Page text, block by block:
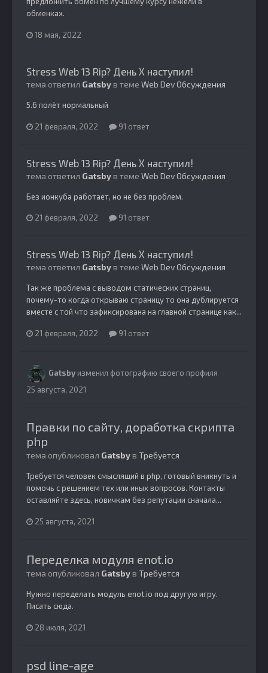
обменках.
18 мая, 2022
Stress Web 13 Rip? День Х наступил!
тема ответил Gatsbyв теме Web Dev Обсуждения
5.6 полёт нормальный
21 февраля, 2022 91 ответ
Stress Web 13 Rip? День Х наступил!
тема ответил Gatsbyв теме Web Dev Обсуждения
Без ионкуба работает, но не без проблем.
21 февраля, 2022 91 ответ
Stress Web 13 Rip? День Х наступил!
тема ответил Gatsbyв теме Web Dev Обсуждения
Так же проблема с выводом статических страниц,
почему-то когда открываю страницу то она дублируется
вместе с той что зафиксирована на главной странице как...
21 февраля, 2022 91 ответ
Gatsby изменил фотографию своего профиля
25 августа, 2021
Правки по сайту, доработка скрипта
php
тема опубликовал Gatsbyв Требуется
Требуется человек смыслящий в php, готовый вникнуть и
помочь с решением тех или иных вопросов. Контакты
оставляйте здесь, новичкам без репутации сначала...
25 августа, 2021
Переделка модуля enot.io
тема опубликовал Gatsbyв Требуется
Нужно переделать модуль enot.io под другую игру.
Писать сюда.
28 июля, 2021
psd line-age